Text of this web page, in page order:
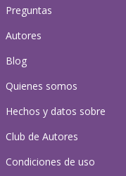
Preguntas
Autores
Blog
Quienes somos
Hechos y datos sobre
Club de Autores
Condiciones de uso